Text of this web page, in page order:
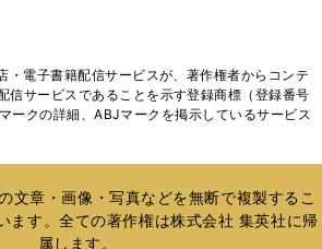
く
ド
ウ
で
ィ
ン
ド
開
く
・電子書籍配信サービスが、著作権者からコンテ
信サービスであることを示す登録商標（登録番号
ークの詳細、ABJマークを掲示しているサービス
文章・画像・写真などを無断で複製するこ
ます。全ての著作権は株式会社 集英社に帰
属します。